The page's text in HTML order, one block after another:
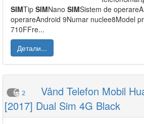
SIMTip SIMNano SIMSistem de
operareAndroid 9Numar nuclee8Model
710FFre...
Детали...
2
Vând Telefon Mobil
[2017] Dual Sim 4G Black